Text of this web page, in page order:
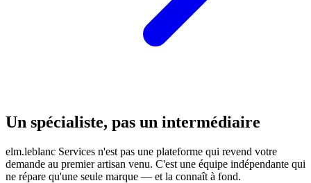
Un spécialiste, pas un intermédiaire
elm.leblanc Services n'est pas une plateforme qui revend votre
demande au premier artisan venu. C'est une équipe indépendante qui
ne répare qu'une seule marque — et la connaît à fond.